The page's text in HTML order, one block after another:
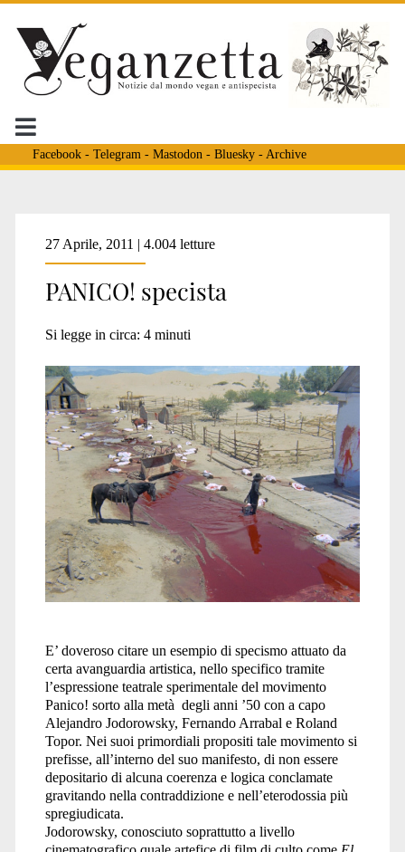
Facebook- Telegram - Mastodon - Bluesky- Archive
Tag:
<span>Diego
Bardon</span>
27 Aprile, 2011 | 4.004 letture
PANICO! specista
Si legge in circa: 4 minuti
E’ doveroso citare un esempio di specismo attuato da
certa avanguardia artistica, nello specifico tramite
l’espressione teatrale sperimentale del movimento
Panico! sorto alla metà degli anni ’50 con a capo
Alejandro Jodorowsky, Fernando Arrabal e Roland
Topor. Nei suoi primordiali propositi tale movimento si
prefisse, all’interno del suo manifesto, di non essere
depositario di alcuna coerenza e logica conclamate
gravitando nella contraddizione e nell’eterodossia più
spregiudicata.
Jodorowsky, conosciuto soprattutto a livello